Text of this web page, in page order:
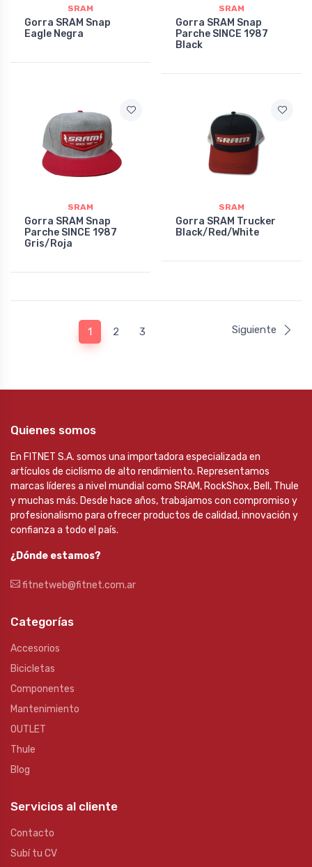
SRAM
Gorra SRAM Snap
Eagle Negra
SRAM
Gorra SRAM Snap
Parche SINCE 1987
Black
SRAM
Gorra SRAM Snap
Parche SINCE 1987
Gris/Roja
SRAM
Gorra SRAM Trucker
Black/Red/White
1 2 3 Siguiente
Quienes somos
En FITNET S.A. somos una importadora especializada en
artículos de ciclismo de alto rendimiento. Representamos
marcas líderes a nivel mundial como SRAM, RockShox, Bell, Thule
y muchas más. Desde hace años, trabajamos con compromiso y
profesionalismo para ofrecer productos de calidad, innovación y
confianza a todo el país.
¿Dónde estamos?
fitnetweb@fitnet.com.ar
Categorías
Accesorios
Bicicletas
Componentes
Mantenimiento
OUTLET
Thule
Blog
Servicios al cliente
Contacto
Subí tu CV